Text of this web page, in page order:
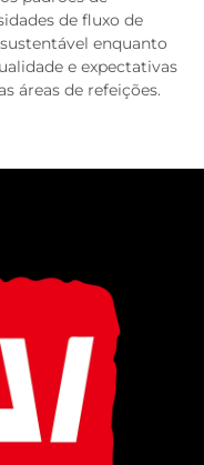
de fluxo de
enquanto
e expectativas
áreas de refeições.